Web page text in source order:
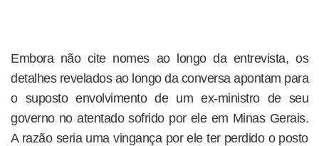
Embora não cite nomes ao longo da entrevista, os
detalhes revelados ao longo da conversa apontam para
o suposto envolvimento de um ex-ministro de seu
governo no atentado sofrido por ele em Minas Gerais.
A razão seria uma vingança por ele ter perdido o posto